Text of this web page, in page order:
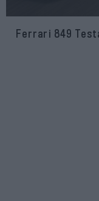
Ferrari 849